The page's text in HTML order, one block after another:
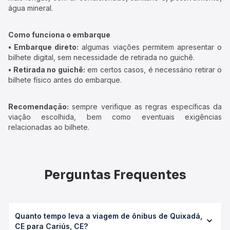
água mineral.
Como funciona o embarque
• Embarque direto: algumas viações permitem apresentar o
bilhete digital, sem necessidade de retirada no guichê.
• Retirada no guichê: em certos casos, é necessário retirar o
bilhete físico antes do embarque.
Recomendação: sempre verifique as regras específicas da
viação escolhida, bem como eventuais exigências
relacionadas ao bilhete.
Perguntas Frequentes
Quanto tempo leva a viagem de ônibus de Quixadá,
CE para Cariús, CE?